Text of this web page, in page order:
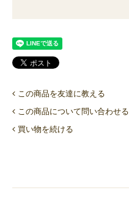
この商品を友達に教える
この商品について問い合わせる
買い物を続ける